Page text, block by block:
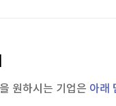
원하시는기업은 아래